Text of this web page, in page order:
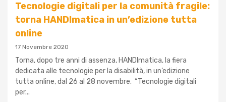
Tecnologie digitali per la comunità fragile:
torna HANDImatica in un’edizione tutta
online
17 Novembre 2020
Torna, dopo tre anni di assenza, HANDImatica, la fiera
dedicata alle tecnologie per la disabilità, in un’edizione
tutta online, dal 26 al 28 novembre. “Tecnologie digitali
per...